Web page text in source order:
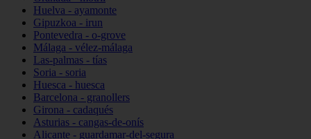
Huelva - ayamonte
Gipuzkoa - irun
Pontevedra - o-grove
Málaga - vélez-málaga
Las-palmas - tías
Soria - soria
Huesca - huesca
Barcelona - granollers
Girona - cadaqués
Asturias - cangas-de-onís
Alicante - guardamar-del-segura